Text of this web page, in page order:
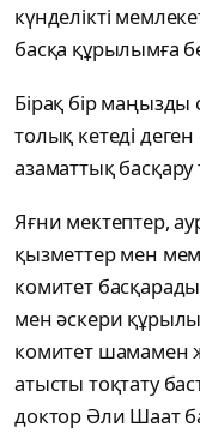
күнделікті
басқа құрылымға
Бірақ бір маңызды
толық кетеді
азаматтық
Яғни мектептер,
қызметтер мен
комитет
мен әскери
комитет шамамен
атысты тоқтату
доктор Әли Шаат